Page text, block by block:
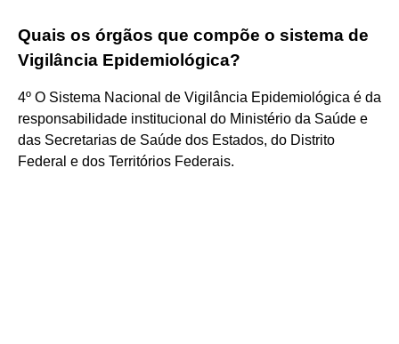
Quais os órgãos que compõe o sistema de
Vigilância Epidemiológica?
4º O Sistema Nacional de Vigilância Epidemiológica é da
responsabilidade institucional do Ministério da Saúde e
das Secretarias de Saúde dos Estados, do Distrito
Federal e dos Territórios Federais.